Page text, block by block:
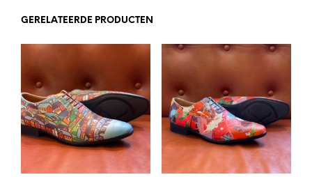
GERELATEERDE PRODUCTEN